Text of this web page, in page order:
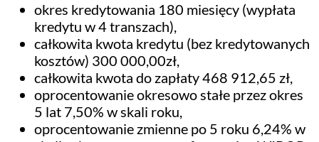
okres kredytowania 180 miesięcy (wypłata
kredytu w 4 transzach),
całkowita kwota kredytu (bez kredytowanych
kosztów) 300 000,00zł,
całkowita kwota do zapłaty 468 912,65 zł,
oprocentowanie okresowo stałe przez okres
5 lat 7,50% w skali roku,
oprocentowanie zmienne po 5 roku 6,24% w